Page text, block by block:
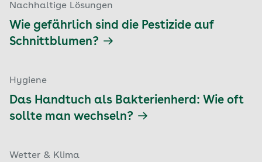
Nachhaltige Lösungen
Wie gefährlich sind die Pestizide auf
Schnittblumen?
Hygiene
Das Handtuch als Bakterienherd: Wie oft
sollte man wechseln?
Wetter & Klima